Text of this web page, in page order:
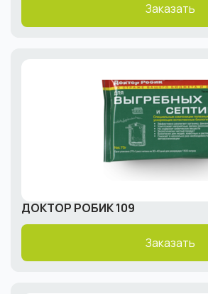
Заказать
ДОКТОР РОБИК 109
Заказать